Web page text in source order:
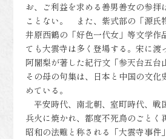
お、ご利益を求める善男善女の参拝
ことない。 また、紫式部の「源氏
井原西鶴の「好色一代女」等文学作
ても大雲寺は多く登場する。宋に渡
阿闍梨が著した紀行文「参天台五台
その母の句集は、日本と中国の文化
めている。
平安時代、南北朝、室町時代、戦
兵火に焼かれ、都度不死鳥のごとく
昭和の法難と称される「大雲寺事件